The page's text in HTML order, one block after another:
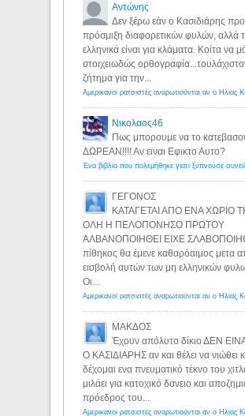
Αντώνης
Δεν ξέρω εάν ο Κασιδιάρης
πρόσμιξη διαφορετικών φυλών, αλλά
ελληνικά είναι για κλάματα. Κοίτα να
στοιχειωδώς
ζήτημα για την...
Νικολαος46
Πως μπορουμε να το
ΔΩΡΕΑΝ!!!! Αν ειναι Εφικτο Αυτο?
ΓΕΓΟΝΟΣ
ΚΑΤΑΓΕΤΑΙ ΑΠΟ ΕΝΑ ΧΩΡΙΟ
ΟΛΗ Η ΠΕΛΟΠΟΝΗΣΟ ΠΡΩΤΟΥ
ΑΛΒΑΝΟΠΟΙΗΘΕΙ ΕΙΧΕ
πίθηκος θα έμενε καθαρόαιμος μετα
εισβολή αυτών των μη ελληνικών
Οι...
ΜΑΚΔΟΣ
Έχουν απόλυτο δίκιο ΔΕΝ
Ο ΚΑΣΙΔΙΑΡΗΣ αν και θέλει να νιώθει
δέχομαι ενα πνευματικό τέκνο του
μιλάει για κατοχικό δανειο και
πρόεδρος του...